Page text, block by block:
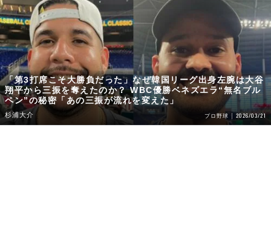
「第3打席こそ大勝負だった」なぜ韓国リーグ出身左腕は大谷
翔平から三振を奪えたのか？ WBC優勝ベネズエラ“無名ブル
ペン”の秘密「あの三振が流れを変えた」
杉浦大介 プロ野球 2026/03/21